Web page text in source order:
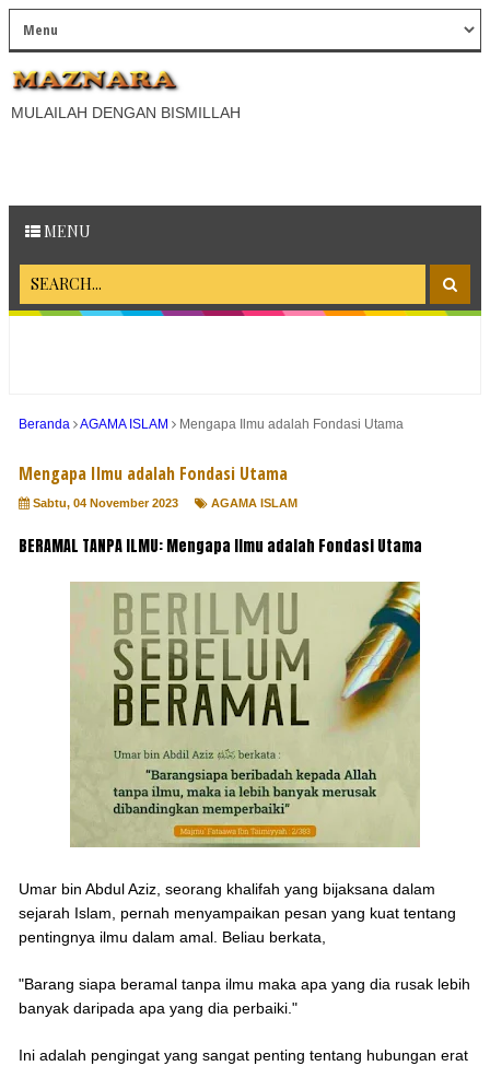
MULAILAH DENGAN BISMILLAH
MENU
Beranda AGAMA ISLAM Mengapa Ilmu adalah Fondasi Utama
Mengapa Ilmu adalah Fondasi Utama
Sabtu, 04 November 2023 AGAMA ISLAM
BERAMAL TANPA ILMU: Mengapa Ilmu adalah Fondasi Utama
Umar bin Abdul Aziz, seorang khalifah yang bijaksana dalam
sejarah Islam, pernah menyampaikan pesan yang kuat tentang
pentingnya ilmu dalam amal. Beliau berkata,
"Barang siapa beramal tanpa ilmu maka apa yang dia rusak lebih
banyak daripada apa yang dia perbaiki."
Ini adalah pengingat yang sangat penting tentang hubungan erat